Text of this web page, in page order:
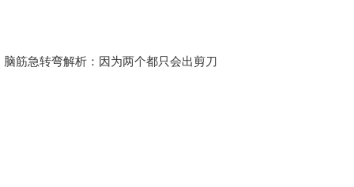
脑筋急转弯解析：因为两个都只会出剪刀